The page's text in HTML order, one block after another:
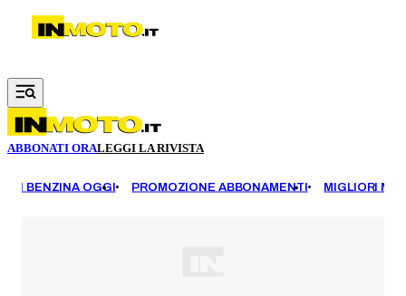
Vai al contenuto principale
ABBONATI ORALEGGI LA RIVISTA
BENZINA OGGI PROMOZIONE ABBONAMENTI MIGLIORI